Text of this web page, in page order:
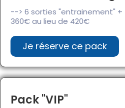
--> 6 sorties "entrainement"
360€ au lieu de 420€
Je réserve ce pack
Pack "VIP"